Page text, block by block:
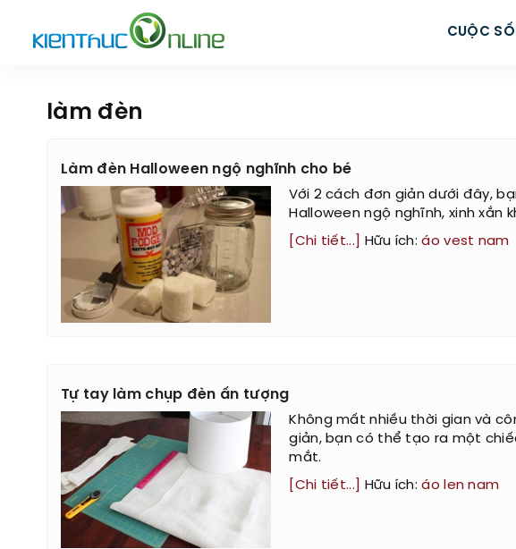
CUỘC
làm đèn
Làm đèn Halloween ngộ nghĩnh cho bé
Với 2 cách đơn giản dưới đây,
Halloween ngộ nghĩnh, xinh xắn
[Chi tiết...]
Hữu ích:áo vest nam
Tự tay làm chụp đèn ấn tượng
Không mất nhiều thời gian và
giản, bạn có thể tạo ra một
mắt.
[Chi tiết...]
Hữu ích:áo len nam